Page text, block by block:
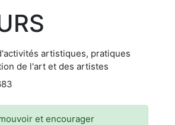
artistiques, pratiques
de l'art et des artistes
et encourager